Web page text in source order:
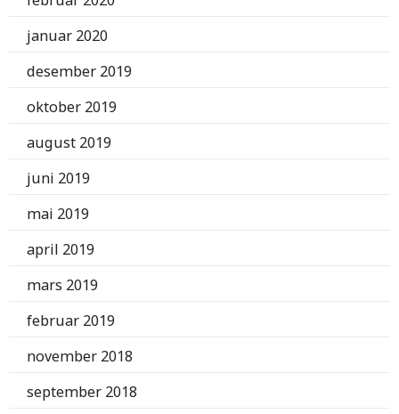
januar 2020
desember 2019
oktober 2019
august 2019
juni 2019
mai 2019
april 2019
mars 2019
februar 2019
november 2018
september 2018